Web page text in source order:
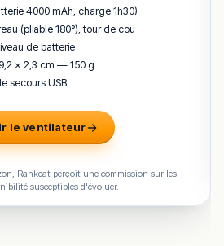
vins, soigneusement choisis pour
du menu, ce qui enrichit la
bon rapport qualité-prix pour une
complète.
emblématiques
– artichaut délicatement
pignons et beurre noisette,
du menu.
4000 mAh, charge 1h30)
(pliable 180°), tour de cou
de batterie
× 2,3 cm — 150 g
secours USB
le ventilateur
Rankeat perçoit une commission sur les
susceptibles d'évoluer.